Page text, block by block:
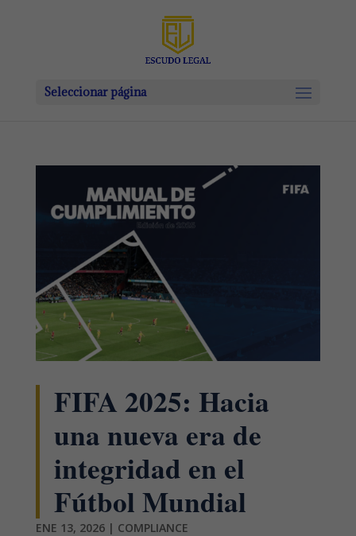
Seleccionar página
FIFA 2025: Hacia
una nueva era de
integridad en el
Fútbol Mundial
ENE 13, 2026| COMPLIANCE